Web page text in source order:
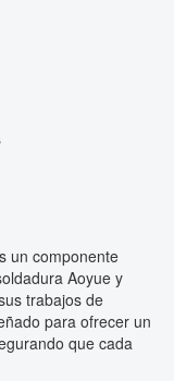
un componente
Aoyue y
trabajos de
para ofrecer un
que cada